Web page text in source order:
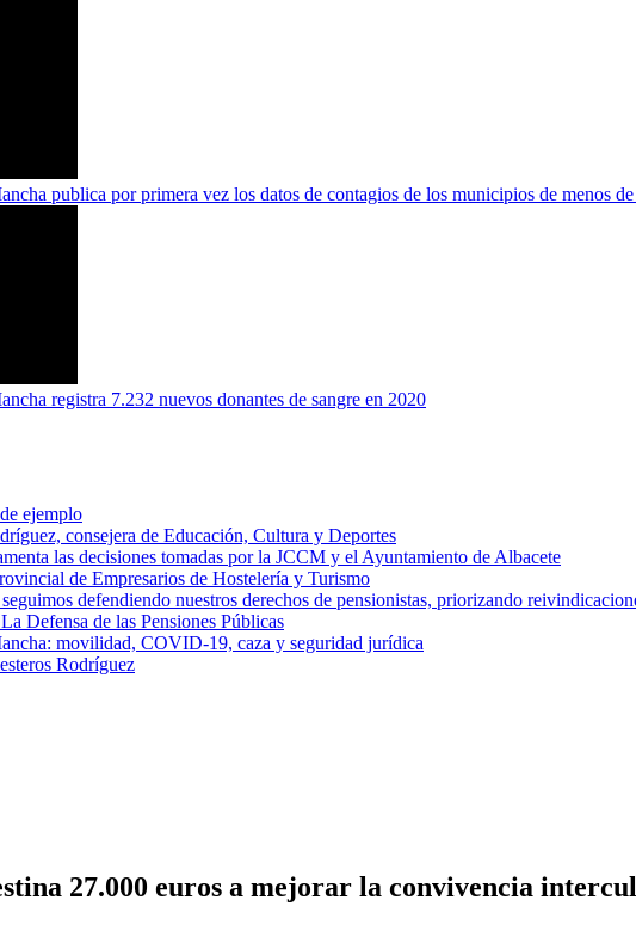
publica por primera vez los datos de contagios de los municipios de menos
registra 7.232 nuevos donantes de sangre en 2020
ejemplo
consejera de Educación, Cultura y Deportes
las decisiones tomadas por la JCCM y el Ayuntamiento de Albacete
de Empresarios de Hostelería y Turismo
defendiendo nuestros derechos de pensionistas, priorizando
Defensa de las Pensiones Públicas
movilidad, COVID-19, caza y seguridad jurídica
Rodríguez
27.000 euros a mejorar la convivencia